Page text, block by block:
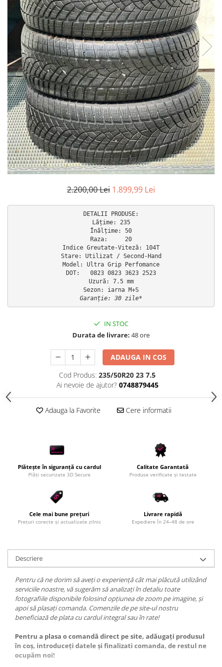
2.200,00 Lei 1.899,99 Lei
DETALII PRODUSE:
Lățime: 235
Înălțime: 50
Raza:     20
Indice Greutate-Viteză: 104T
Stare: Utilizat / Second-Hand
Model: Ultra Grip Perfomance
DOT:   0823 0823 3623 2523
Uzură: 7.5 mm
Garanție: 30 zile*
IN STOC
Durata de livrare: 48 ore
ADAUGA IN COS
Cod Produs: 235/50R20 23 7.5
Ai nevoie de ajutor? 0748879445
Adauga la Favorite Cere informatii
Plătește în siguranță cu cardul
Plăți securizate 3D Secure
Calitate Garantată
Produse verificate și testate
Cele mai bune prețuri
Prețuri corecte și actualizate zilnic
Livrare rapidă
Expediere în 24–48 de ore
Descriere
Pentru că ne dorim să aveți o experiență cât mai plăcută utilizând
serviciile noastre, vă sugerăm să analizați în detaliu toate
fotografiile disponibile folosind opțiunea de zoom pe imagine, și
apoi să plasați comanda. Comenzile de pe site-ul nostru
beneficiază de plata cu cardul integral sau în rate!
Pentru a plasa o comandă direct pe site, adăugați produsul
în coș, introduceți datele și finalizati comanda, de restul ne
ocupăm noi!